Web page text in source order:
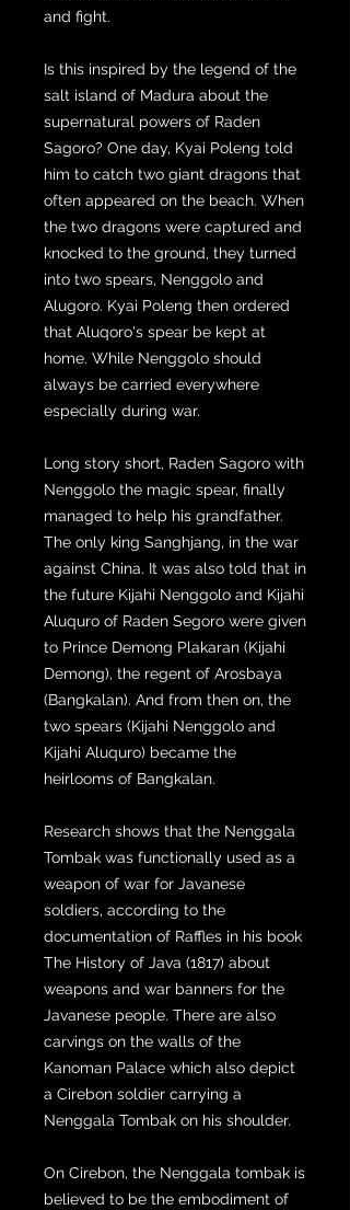
and fight.
Is this inspired by the legend of the
salt island of Madura about the
supernatural powers of Raden
Sagoro? One day, Kyai Poleng told
him to catch two giant dragons that
often appeared on the beach. When
the two dragons were captured and
knocked to the ground, they turned
into two spears, Nenggolo and
Alugoro. Kyai Poleng then ordered
that Aluqoro's spear be kept at
home. While Nenggolo should
always be carried everywhere
especially during war.
Long story short, Raden Sagoro with
Nenggolo the magic spear, finally
managed to help his grandfather.
The only king Sanghjang, in the war
against China. It was also told that in
the future Kijahi Nenggolo and Kijahi
Aluquro of Raden Segoro were given
to Prince Demong Plakaran (Kijahi
Demong), the regent of Arosbaya
(Bangkalan). And from then on, the
two spears (Kijahi Nenggolo and
Kijahi Aluquro) became the
heirlooms of Bangkalan.
Research shows that the Nenggala
Tombak was functionally used as a
weapon of war for Javanese
soldiers, according to the
documentation of Raffles in his book
The History of Java (1817) about
weapons and war banners for the
Javanese people. There are also
carvings on the walls of the
Kanoman Palace which also depict
a Cirebon soldier carrying a
Nenggala Tombak on his shoulder.
On Cirebon, the Nenggala tombak is
believed to be the embodiment of